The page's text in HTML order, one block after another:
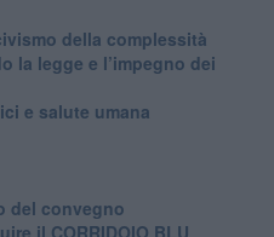
della complessità
la legge e l’impegno dei
e salute umana
del convegno
il CORRIDOIO BLU